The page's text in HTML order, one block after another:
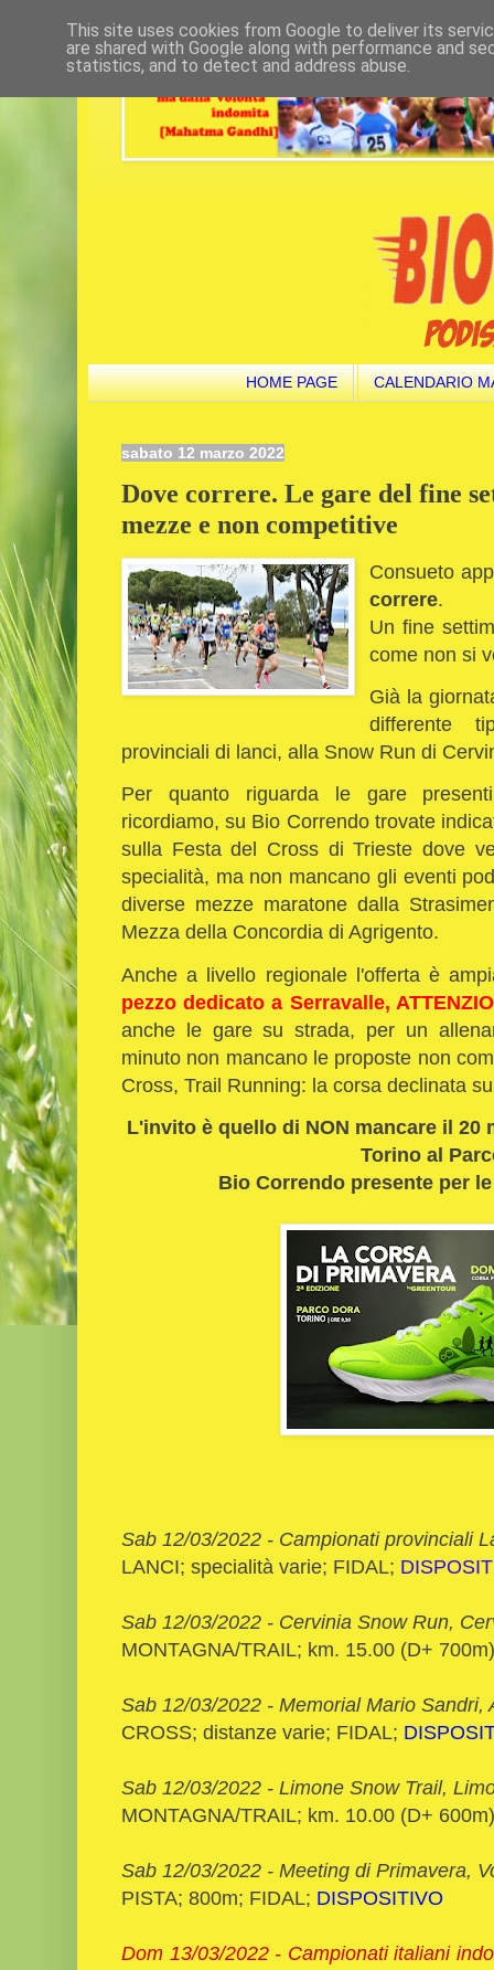
HOME PAGE CALENDARIO
sabato 12 marzo 2022
Dove correre. Le gare del fine
mezze e non competitive
Consueto
correre.
Un fine
come non si
Già la
differente
provinciali di lanci, alla Snow Run di
Per quanto riguarda le gare
ricordiamo, su Bio Correndo trovate
sulla Festa del Cross di Trieste dove
specialità, ma non mancano gli eventi
diverse mezze maratone dalla
Mezza della Concordia di Agrigento.
Anche a livello regionale l'offerta è
pezzo dedicato a Serravalle,
anche le gare su strada, per un
minuto non mancano le proposte non
Cross, Trail Running: la corsa declinata
L'invito è quello di NON mancare il 20
Torino al
Bio Correndo presente per
Sab 12/03/2022 - Campionati provinciali
LANCI; specialità varie; FIDAL;
Sab 12/03/2022 - Cervinia Snow Run,
MONTAGNA/TRAIL; km. 15.00 (D+
Sab 12/03/2022 - Memorial Mario Sandri,
CROSS; distanze varie; FIDAL;
Sab 12/03/2022 - Limone Snow Trail,
MONTAGNA/TRAIL; km. 10.00 (D+
Sab 12/03/2022 - Meeting di Primavera,
PISTA; 800m; FIDAL; DISPOSITIVO
Dom 13/03/2022 - Campionati italiani
This site uses cookies from Google to deliver its
are shared with Google along with performance and
statistics, and to detect and address abuse.